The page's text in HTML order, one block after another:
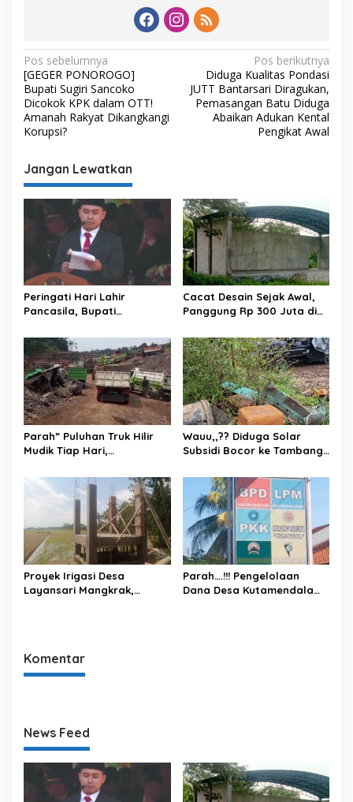
N
a
v
i
a
s
i
o
s
Pos sebelumnya
[GEGER PONOROGO]
Bupati Sugiri Sancoko
Dicokok KPK dalam OTT!
Amanah Rakyat Dikangkangi
Korupsi?
Pos berikutnya
Diduga Kualitas Pondasi
JUTT Bantarsari Diragukan,
Pemasangan Batu Diduga
Abaikan Adukan Kental
Pengikat Awal
Jangan Lewatkan
Peringati Hari Lahir
Pancasila, Bupati
Amalkan Nilai Luhur
Pemersatu Bangsa
Cacat Desain Sejak Awal,
Panggung Rp 300 Juta di
Parah” Puluhan Truk Hilir
Mudik Tiap Hari,
Desa Gandatapa
Kecamatan Sumbang
Kabupaten Banyumas Tuai
Sorotan
Wauu,,?? Diduga Solar
Subsidi Bocor ke Tambang
Rakyat Kecil Jadi Korban
​Proyek Irigasi Desa
Layansari Mangkrak,
Parah….!!! Pengelolaan
Dana Desa Kutamendala
Komentar
News Feed